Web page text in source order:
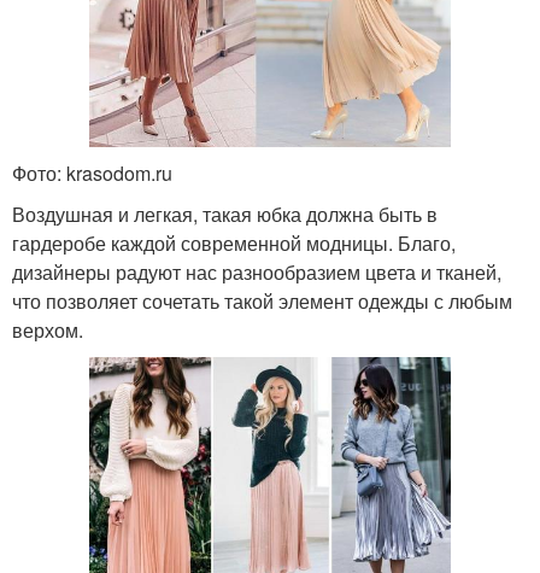
Фото: krasodom.ru
Воздушная и легкая, такая юбка должна быть в
гардеробе каждой современной модницы. Благо,
дизайнеры радуют нас разнообразием цвета и тканей,
что позволяет сочетать такой элемент одежды с любым
верхом.